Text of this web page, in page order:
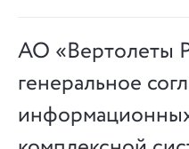
АО «Вертолеты
генеральное